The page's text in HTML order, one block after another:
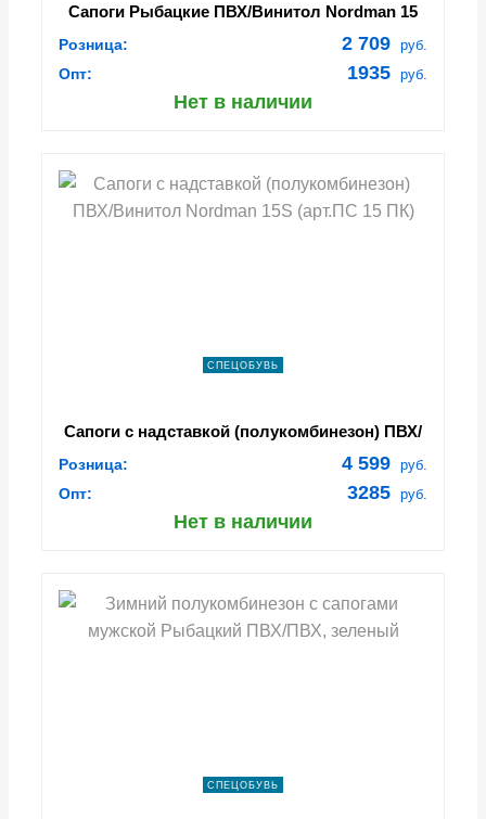
Сапоги Рыбацкие ПВХ/Винитол Nordman 15
Розница: 2 709 руб.
Опт: 1935 руб.
Нет в наличии
СПЕЦОБУВЬ
Сапоги с надставкой (полукомбинезон) ПВХ/
Розница: 4 599 руб.
Опт: 3285 руб.
Нет в наличии
СПЕЦОБУВЬ